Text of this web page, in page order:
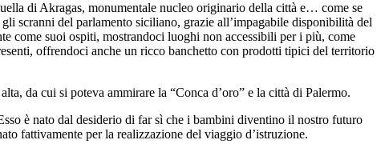
di Akragas, monumentale nucleo originario della città e… come se
scranni del parlamento siciliano, grazie all’impagabile disponibilità del
come suoi ospiti, mostrandoci luoghi non accessibili per i più, come
offrendoci anche un ricco banchetto con prodotti tipici del territorio
da cui si poteva ammirare la “Conca d’oro” e la città di Palermo.
è nato dal desiderio di far sì che i bambini diventino il nostro futuro
fattivamente per la realizzazione del viaggio d’istruzione.